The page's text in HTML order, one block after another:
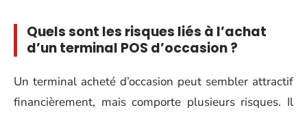
Quels sont les risques liés à l’achat
d’un terminal POS d’occasion ?
Un terminal acheté d’occasion peut sembler attractif
financièrement, mais comporte plusieurs risques. Il